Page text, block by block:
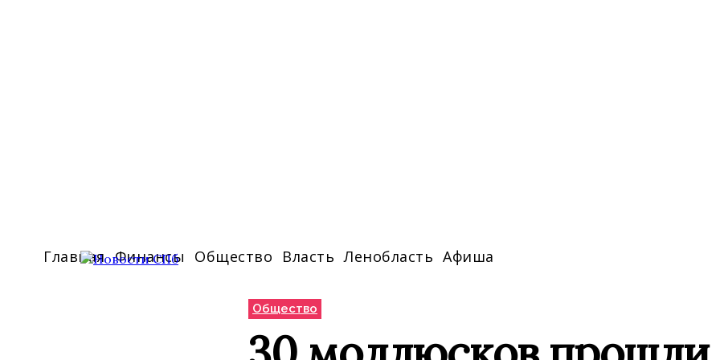
Главная Финансы Общество Власть Ленобласть Афиша
Общество